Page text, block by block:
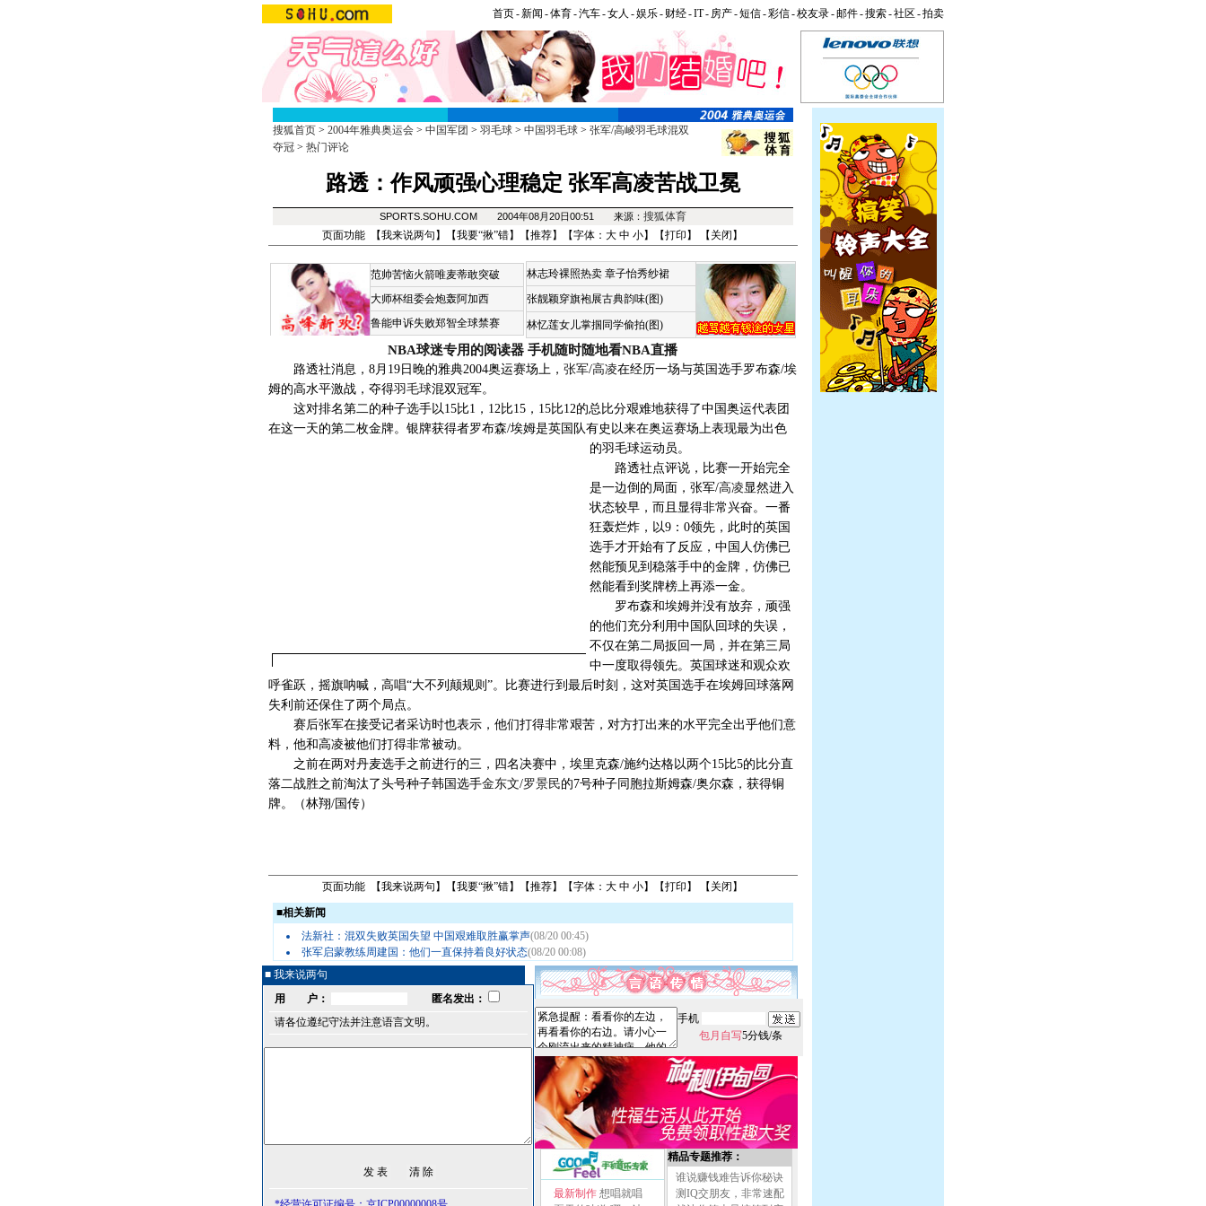
首页-新闻 -体育-汽车-女人 -娱乐- 财经-IT- 房产-短信-彩信-校友录-邮件-搜索-社区 -拍卖
搜狐首页> 2004年雅典奥运会> 中国军团 > 羽毛球> 中国羽毛球> 张军/高崚羽毛球混双
夺冠> 热门评论
路透：作风顽强心理稳定 张军高凌苦战卫冕
SPORTS.SOHU.COM 2004年08月20日00:51 来源： 搜狐体育
页面功能 【我来说两句 】【我要“揪”错】【推荐】【字体： 大 中 小】【打印 】 【 关闭 】
范帅苦恼火箭唯麦蒂敢突破
大师杯组委会炮轰阿加西
鲁能申诉失败郑智全球禁赛
林志玲裸照热卖 章子怡秀纱裙
张靓颖穿旗袍展古典韵味(图)
林忆莲女儿掌掴同学偷拍(图)
NBA球迷专用的阅读器 手机随时随地看NBA直播
路透社消息，8月19日晚的雅典2004奥运赛场上， 张军/高凌在经历一场与英国选手罗布森/埃
姆的高水平激战，夺得羽毛球混双冠军。
这对排名第二的种子选手以15比1，12比15，15比12的总比分艰难地获得了中国奥运代表团
在这一天的第二枚金牌。银牌获得者罗布森/埃姆是英国队有史以来在奥运赛场上表现最为出色
的羽毛球运动员。
路透社点评说，比赛一开始完全
是一边倒的局面，张军/高凌显然进入
状态较早，而且显得非常兴奋。一番
狂轰烂炸，以9：0领先，此时的英国
选手才开始有了反应，中国人仿佛已
然能预见到稳落手中的金牌，仿佛已
然能看到奖牌榜上再添一金。
罗布森和埃姆并没有放弃，顽强
的他们充分利用中国队回球的失误，
不仅在第二局扳回一局，并在第三局
中一度取得领先。英国球迷和观众欢
呼雀跃，摇旗呐喊，高唱“大不列颠规则”。比赛进行到最后时刻，这对英国选手在埃姆回球落网
失利前还保住了两个局点。
赛后张军在接受记者采访时也表示，他们打得非常艰苦，对方打出来的水平完全出乎他们意
料，他和高凌被他们打得非常被动。
之前在两对丹麦选手之前进行的三，四名决赛中，埃里克森/施约达格以两个15比5的比分直
落二战胜之前淘汰了头号种子韩国选手金东文/罗景民的7号种子同胞拉斯姆森/奥尔森，获得铜
牌。（林翔/国传）
页面功能 【我来说两句 】【我要“揪”错】【推荐】【字体： 大 中 小】【打印 】 【 关闭 】
■相关新闻
法新社：混双失败英国失望 中国艰难取胜赢掌声(08/20 00:45)
张军启蒙教练周建国：他们一直保持着良好状态(08/20 00:08)
■ 我来说两句
用 户：
匿名发出：
请各位遵纪守法并注意语言文明。
手机
包月自写5分钱/条
最新制作 想唱就唱
精品专题推荐：
谁说赚钱难告诉你秘诀
测IQ交朋友，非常速配